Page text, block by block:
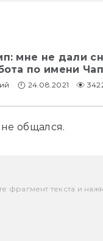
мне не дали
по имени
24.08.2021
общался.
фрагмент текста и